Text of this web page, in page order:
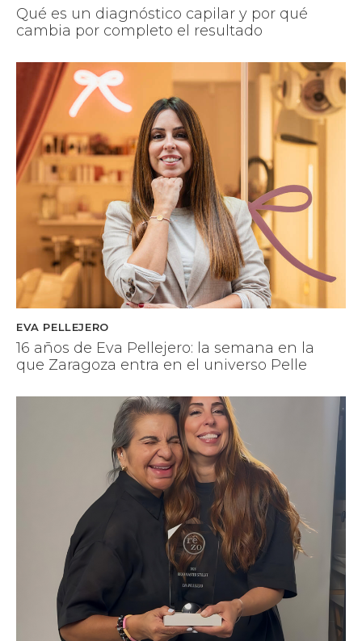
Qué es un diagnóstico capilar y por qué
cambia por completo el resultado
EVA PELLEJERO
16 años de Eva Pellejero: la semana en la
que Zaragoza entra en el universo Pelle